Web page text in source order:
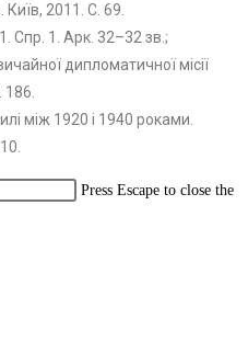
2011. С. 69.
Спр. 1. Арк. 32–32 зв.;
дипломатичної місії
між 1920 і 1940 роками.
Press Escape to close the